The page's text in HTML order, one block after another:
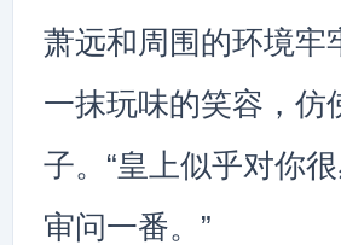
萧远和周围的环境牢
一抹玩味的笑容，仿
子。“皇上似乎对你
审问一番。”